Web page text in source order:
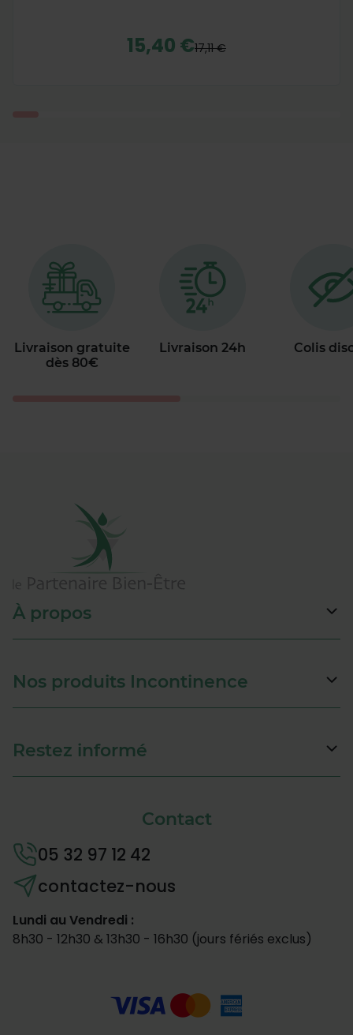
15,40 €17,11 €
Livraison gratuite
dès 80€
Livraison 24h Colis
À propos
Nos produits Incontinence
Restez informé
Contact
05 32 97 12 42
contactez-nous
Lundi au Vendredi :
8h30 - 12h30 & 13h30 - 16h30 (jours fériés exclus)